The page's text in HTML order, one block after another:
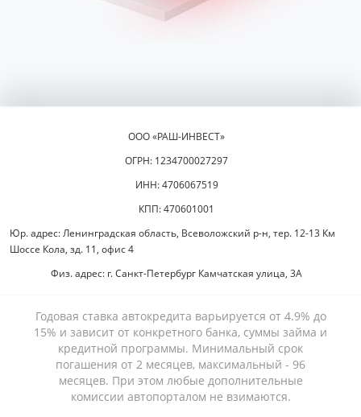
ООО «РАШ-ИНВЕСТ»
ОГРН: 1234700027297
ИНН: 4706067519
КПП: 470601001
Юр. адрес: Ленинградская область, Всеволожский р-н, тер. 12-13 Км
Шоссе Кола, зд. 11, офис 4
Физ. адрес: г. Санкт-Петербург Камчатская улица, 3А
Годовая ставка автокредита варьируется от 4.9% до
15% и зависит от конкретного банка, суммы займа и
кредитной программы. Минимальный срок
погашения от 2 месяцев, максимальный - 96
месяцев. При этом любые дополнительные
комиссии автопорталом не взимаются.